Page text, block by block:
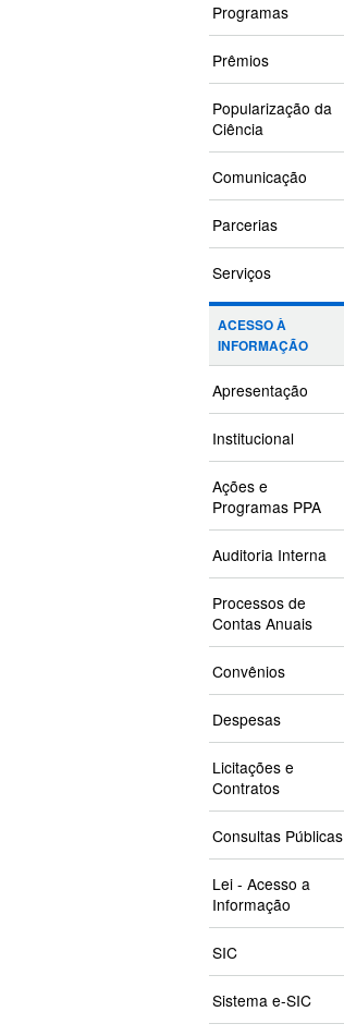
Programas
Prêmios
Popularização da
Ciência
Comunicação
Parcerias
Serviços
ACESSO À
INFORMAÇÃO
Apresentação
Institucional
Ações e
Programas PPA
Auditoria Interna
Processos de
Contas Anuais
Convênios
Despesas
Licitações e
Contratos
Consultas Públicas
Lei - Acesso a
Informação
SIC
Sistema e-SIC